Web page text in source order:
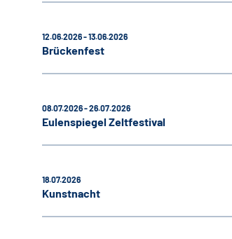
12.06.2026 - 13.06.2026
Brückenfest
08.07.2026 - 26.07.2026
Eulenspiegel Zeltfestival
18.07.2026
Kunstnacht